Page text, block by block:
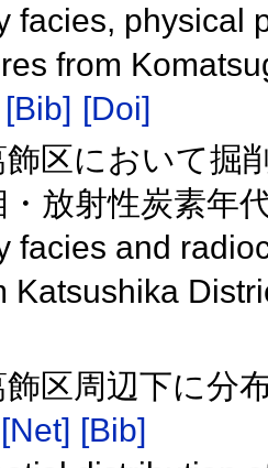
facies, physical
from
[Bib] [Doi]
区において掘
・放射性炭素年
facies and
Katsushika
区周辺下に分
[Net] [Bib]